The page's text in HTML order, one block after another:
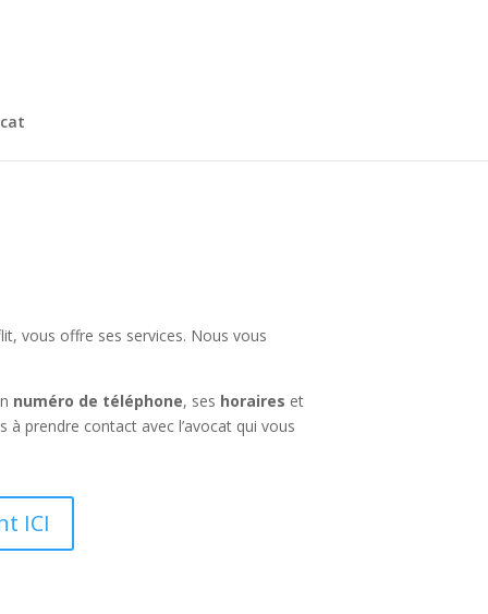
vous offre ses services. Nous vous
numéro de téléphone, ses horaires et
à prendre contact avec l’avocat qui vous
ICI